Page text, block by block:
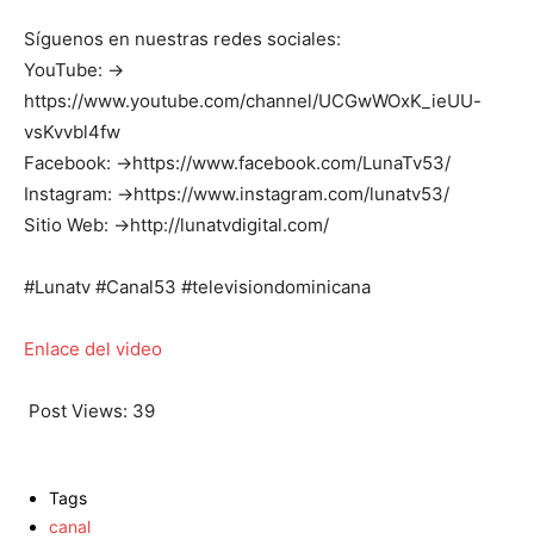
Síguenos en nuestras redes sociales:
YouTube: →
https://www.youtube.com/channel/UCGwWOxK_ieUU-
vsKvvbl4fw
Facebook: →https://www.facebook.com/LunaTv53/
Instagram: →https://www.instagram.com/lunatv53/
Sitio Web: →http://lunatvdigital.com/
#Lunatv #Canal53 #televisiondominicana
Enlace del video
Post Views: 39
Tags
canal